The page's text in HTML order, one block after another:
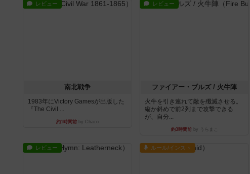
レビュー
南北戦争
1983年にVictory Gamesが出版した
『The Civil ...
約1時間前 by Chaco
レビュー
ファイアー・ブルズ / 火牛陣
火牛を引き連れて敵を殲滅させる。
縦か斜めで前2列まで攻撃できる
が、自分...
約3時間前by うらまこ
レビュー ルール/インスト